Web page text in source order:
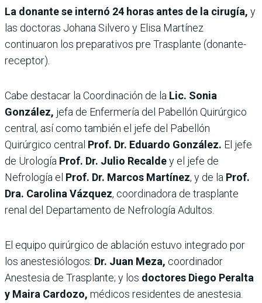
La donante se internó 24 horas antes de la cirugía, y
las doctoras Johana Silvero y Elisa Martínez
continuaron los preparativos pre Trasplante (donante-
receptor).
Cabe destacar la Coordinación de la Lic. Sonia
González, jefa de Enfermería del Pabellón Quirúrgico
central, así como también el jefe del Pabellón
Quirúrgico central Prof. Dr. Eduardo González. El jefe
de Urología Prof. Dr. Julio Recaldey el jefe de
Nefrología el Prof. Dr. Marcos Martínez, y de la Prof.
Dra. Carolina Vázquez, coordinadora de trasplante
renal del Departamento de Nefrología Adultos.
El equipo quirúrgico de ablación estuvo integrado por
los anestesiólogos: Dr. Juan Meza, coordinador
Anestesia de Trasplante; y los doctores Diego Peralta
y Maira Cardozo, médicos residentes de anestesia.